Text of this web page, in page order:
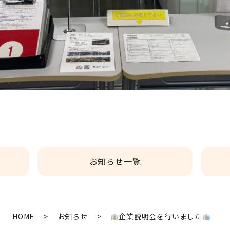
お知らせ一覧
HOME > お知らせ > 企業説明会を行いました